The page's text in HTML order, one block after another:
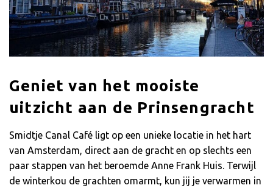
Geniet van het mooiste
uitzicht aan de Prinsengracht
Smidtje Canal Café ligt op een unieke locatie in het hart
van Amsterdam, direct aan de gracht en op slechts een
paar stappen van het beroemde Anne Frank Huis. Terwijl
de winterkou de grachten omarmt, kun jij je verwarmen in